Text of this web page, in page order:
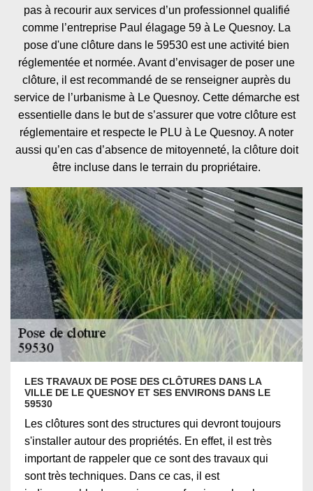
pas à recourir aux services d’un professionnel qualifié
comme l’entreprise Paul élagage 59 à Le Quesnoy. La
pose d'une clôture dans le 59530 est une activité bien
réglementée et normée. Avant d’envisager de poser une
clôture, il est recommandé de se renseigner auprès du
service de l’urbanisme à Le Quesnoy. Cette démarche est
essentielle dans le but de s’assurer que votre clôture est
réglementaire et respecte le PLU à Le Quesnoy. A noter
aussi qu’en cas d’absence de mitoyenneté, la clôture doit
être incluse dans le terrain du propriétaire.
LES TRAVAUX DE POSE DES CLÔTURES DANS LA
VILLE DE LE QUESNOY ET SES ENVIRONS DANS LE
59530
Les clôtures sont des structures qui devront toujours
s'installer autour des propriétés. En effet, il est très
important de rappeler que ce sont des travaux qui
sont très techniques. Dans ce cas, il est